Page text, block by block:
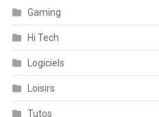
Gaming
Hi Tech
Logiciels
Loisirs
Tutos